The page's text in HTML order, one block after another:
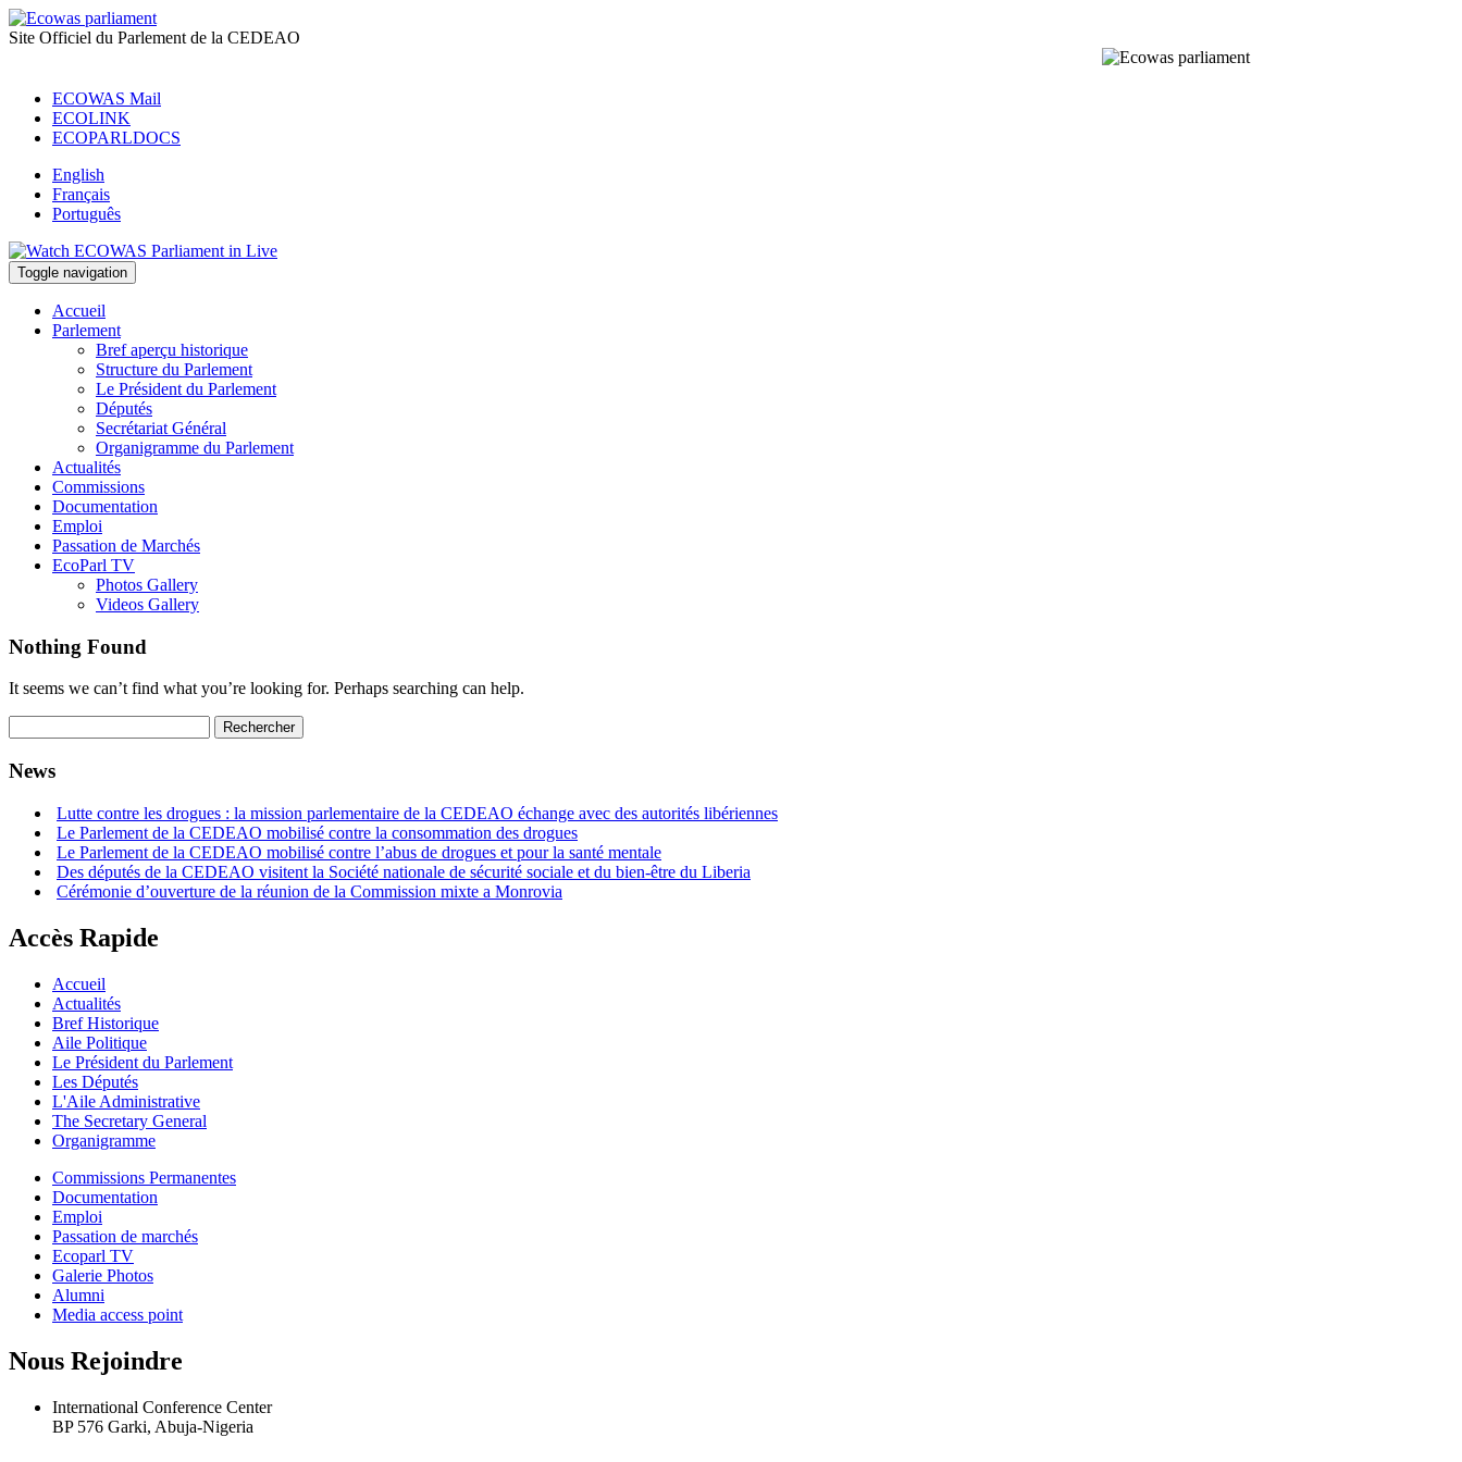
Site Officiel du Parlement de la CEDEAO
ECOWAS Mail
ECOLINK
ECOPARLDOCS
English
Français
Português
Toggle navigation
Accueil
Parlement
Bref aperçu historique
Structure du Parlement
Le Président du Parlement
Députés
Secrétariat Général
Organigramme du Parlement
Actualités
Commissions
Documentation
Emploi
Passation de Marchés
EcoParl TV
Photos Gallery
Videos Gallery
Nothing Found
It seems we can’t find what you’re looking for. Perhaps searching can help.
News
Lutte contre les drogues : la mission parlementaire de la CEDEAO échange avec des autorités libériennes
Le Parlement de la CEDEAO mobilisé contre la consommation des drogues
Le Parlement de la CEDEAO mobilisé contre l’abus de drogues et pour la santé mentale
Des députés de la CEDEAO visitent la Société nationale de sécurité sociale et du bien-être du Liberia
Cérémonie d’ouverture de la réunion de la Commission mixte a Monrovia
Accès Rapide
Accueil
Actualités
Bref Historique
Aile Politique
Le Président du Parlement
Les Députés
L'Aile Administrative
The Secretary General
Organigramme
Commissions Permanentes
Documentation
Emploi
Passation de marchés
Ecoparl TV
Galerie Photos
Alumni
Media access point
Nous Rejoindre
International Conference Center
BP 576 Garki, Abuja-Nigeria